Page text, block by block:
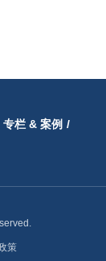
专栏 & 案例 /
策